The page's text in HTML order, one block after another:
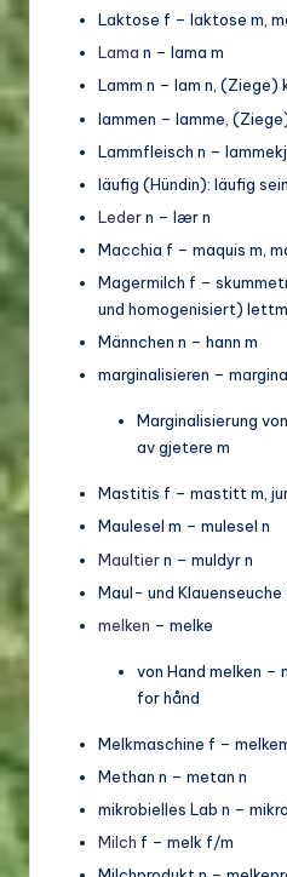
Laktose f – laktose m,
Lama n – lama m
Lamm n – lam n, (Ziege)
lammen – lamme,
Lammfleisch n –
läufig (Hündin): läufig
Ledern – lær n
Macchia f – maquis m,
Magermilch f –
und homogenisiert)
Männchen n – hann m
marginalisieren –
Marginalisierung
av gjetere m
Mastitis f – mastitt m,
Maulesel m – mulesel n
Maultiern – muldyr n
Maul- und
melken – melke
von Hand melken –
for hånd
Melkmaschine f –
Methan n – metan n
mikrobielles Lab n –
Milch f – melk f/m